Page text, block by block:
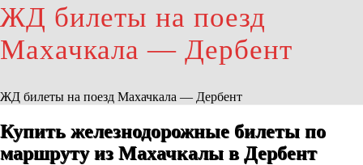
ЖД билеты на поезд
Махачкала — Дербент
ЖД билеты на поезд Махачкала — Дербент
Купить железнодорожные билеты по
маршруту из Махачкалы в Дербент